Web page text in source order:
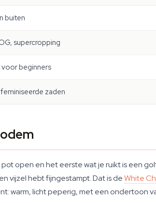
buiten
supercropping
voor beginners
zaden
open en het eerste wat je ruikt is een
vijzel hebt fijngestampt. Dat is deWhite
warm, licht peperig, met een ondertoon